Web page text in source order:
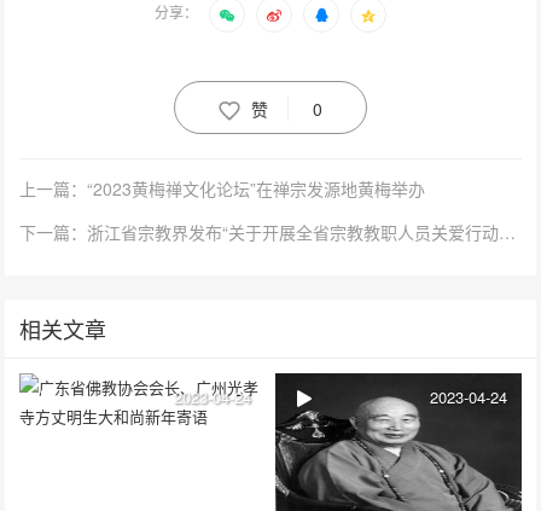
分享：
赞 0
上一篇：“2023黄梅禅文化论坛”在禅宗发源地黄梅举办
下一篇：浙江省宗教界发布“关于开展全省宗教教职人员关爱行动倡议书”
相关文章
2023-04-24 2023-04-24